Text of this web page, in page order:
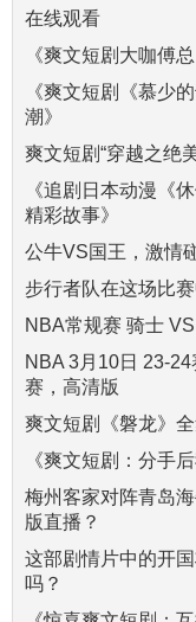
在线观看
《爽文短剧大咖傅
《爽文短剧《慕少
潮》
爽文短剧“穿越之绝
《追剧日本动漫《
精彩故事》
公牛VS国王，激情
步行者队在这场比
NBA常规赛 骑士
NBA 3月10日 23-
赛，高清版
爽文短剧《磐龙》
《爽文短剧：分手
梅州客家对阵青岛
版直播？
这部剧情片中的开
吗？